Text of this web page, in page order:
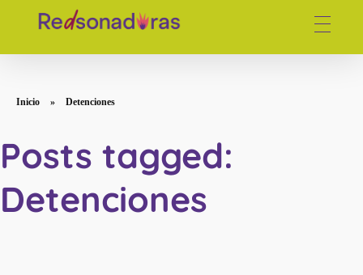
Inicio » Detenciones
Posts tagged:
Detenciones